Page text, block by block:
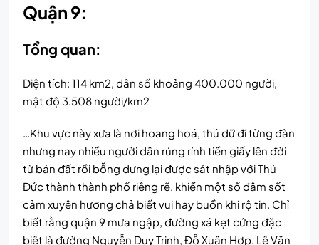
Quận 9:
Tổng quan:
Diện tích: 114 km2, dân số khoảng 400.000 người,
mật độ 3.508 người/km2
…Khu vực này xưa là nơi hoang hoá, thú dữ đi từng đàn
nhưng nay nhiều người dân rủng rỉnh tiền giấy lên đời
từ bán đất rồi bỗng dưng lại được sát nhập với Thủ
Đức thành thành phố riêng rẽ, khiến một số đâm sốt
cảm xuyên hương chả biết vui hay buồn khi rộ tin. Chỉ
biết rằng quận 9 mưa ngập, đường xá kẹt cứng đặc
biệt là đường Nguyễn Duy Trinh, Đỗ Xuân Hợp, Lê Văn